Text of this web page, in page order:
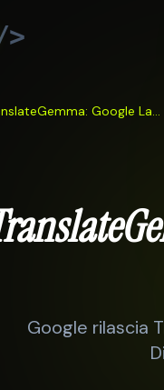
TranslateGemma: Google Lancia l'AI Open Source per Traduzioni
Google rilascia